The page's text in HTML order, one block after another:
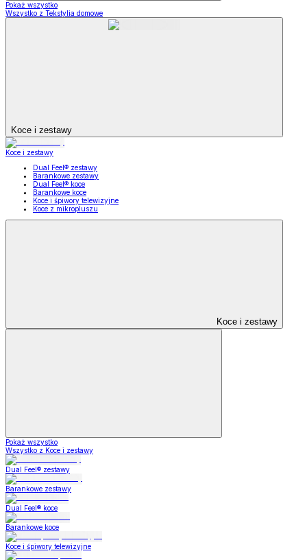
Pokaż wszystko
Wszystko z Tekstylia domowe
Koce i zestawy
Koce i zestawy
Dual Feel® zestawy
Barankowe zestawy
Dual Feel® koce
Barankowe koce
Koce i śpiwory telewizyjne
Koce z mikropluszu
Koce i zestawy
Pokaż wszystko
Wszystko z Koce i zestawy
Dual Feel® zestawy
Barankowe zestawy
Dual Feel® koce
Barankowe koce
Koce i śpiwory telewizyjne